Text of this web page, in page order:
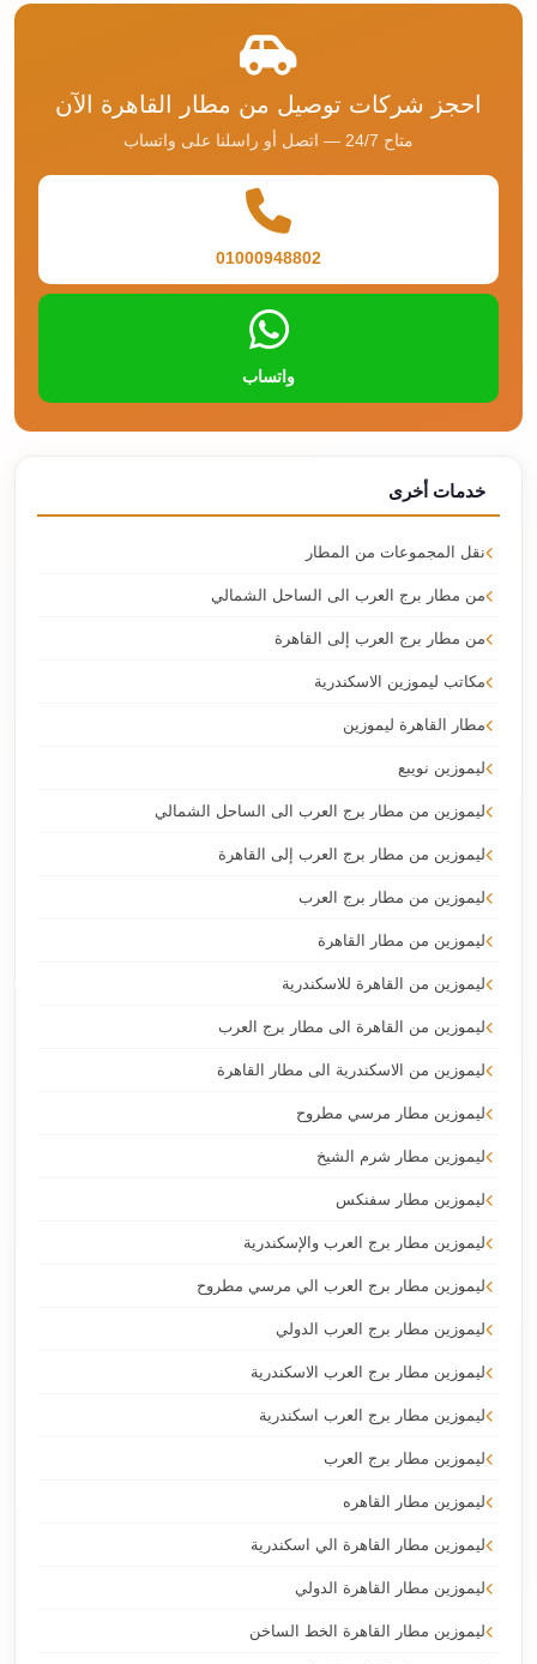
احجز شركات توصيل من مطار القاهرة الآن
متاح 24/7 — اتصل أو راسلنا على واتساب
01000948802
واتساب
خدمات أخرى
نقل المجموعات من المطار
من مطار برج العرب الى الساحل الشمالي
من مطار برج العرب إلى القاهرة
مكاتب ليموزين الاسكندرية
مطار القاهرة ليموزين
ليموزين نويبع
ليموزين من مطار برج العرب الى الساحل الشمالي
ليموزين من مطار برج العرب إلى القاهرة
ليموزين من مطار برج العرب
ليموزين من مطار القاهرة
ليموزين من القاهرة للاسكندرية
ليموزين من القاهرة الى مطار برج العرب
ليموزين من الاسكندرية الى مطار القاهرة
ليموزين مطار مرسي مطروح
ليموزين مطار شرم الشيخ
ليموزين مطار سفنكس
ليموزين مطار برج العرب والإسكندرية
ليموزين مطار برج العرب الي مرسي مطروح
ليموزين مطار برج العرب الدولي
ليموزين مطار برج العرب الاسكندرية
ليموزين مطار برج العرب اسكندرية
ليموزين مطار برج العرب
ليموزين مطار القاهره
ليموزين مطار القاهرة الي اسكندرية
ليموزين مطار القاهرة الدولي
ليموزين مطار القاهرة الخط الساخن